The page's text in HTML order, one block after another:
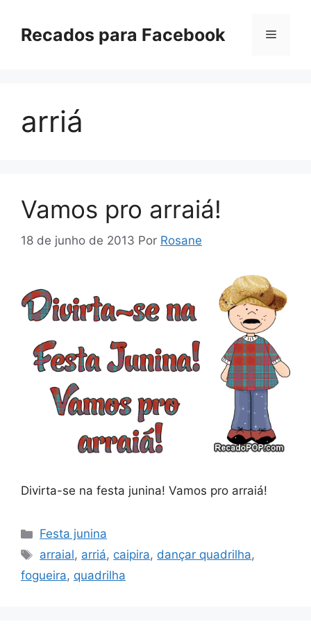
paraRecados para Facebook Menu
arriá
Vamos pro arraiá!
18 de junho de 2013 Por Rosane
Divirta-se na festa junina! Vamos pro arraiá!
Categorias
Festa junina
Tags
arraial, arriá, caipira, dançar quadrilha,
fogueira, quadrilha